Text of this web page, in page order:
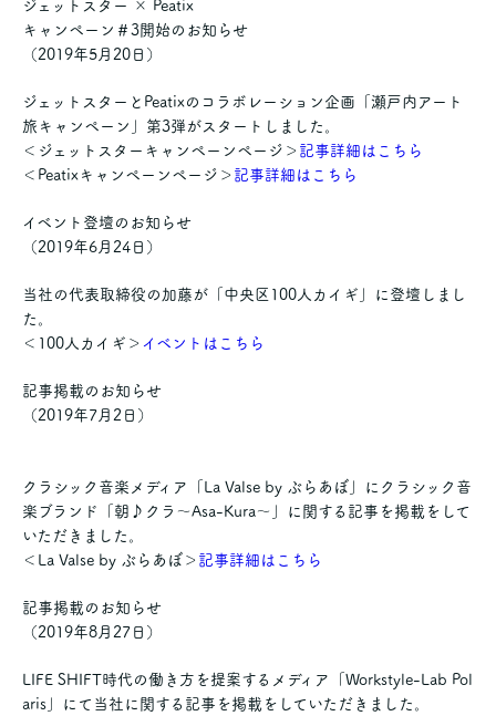
ジェットスター × Peatix
キャンペーン＃3開始のお知らせ
（2019年5月20日）
ジェットスターとPeatixのコラボレーション企画「瀬戸内アート
旅キャンペーン」第3弾がスタートしました。
＜ジェットスターキャンペーンページ＞ 記事詳細はこちら
＜Peatixキャンペーンページ＞ 記事詳細はこちら
イベント登壇のお知らせ
（2019年6月24日）
当社の代表取締役の加藤が「中央区100人カイギ」に登壇しまし
た。
＜100人カイギ＞ イベントはこちら
記事掲載のお知らせ
（2019年7月2日）
クラシック音楽メディア「La Valse by ぶらあぼ」にクラシック音
楽ブランド「朝♪クラ～Asa-Kura～」に関する記事を掲載をして
いただきました。
＜La Valse by ぶらあぼ＞ 記事詳細はこちら
記事掲載のお知らせ
（2019年8月27日）
LIFE SHIFT時代の働き方を提案するメディア「Workstyle-Lab Pol
aris」にて当社に関する記事を掲載をしていただきました。